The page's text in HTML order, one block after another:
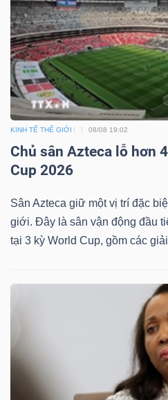
KINH TẾ THẾ GIỚI 08/08 19:02
Chủ sân Azteca lỗ hơn
Cup 2026
Sân Azteca giữ một vị trí đặc
giới. Đây là sân vận động đầu
tại 3 kỳ World Cup, gồm các
liệu
tài
chính